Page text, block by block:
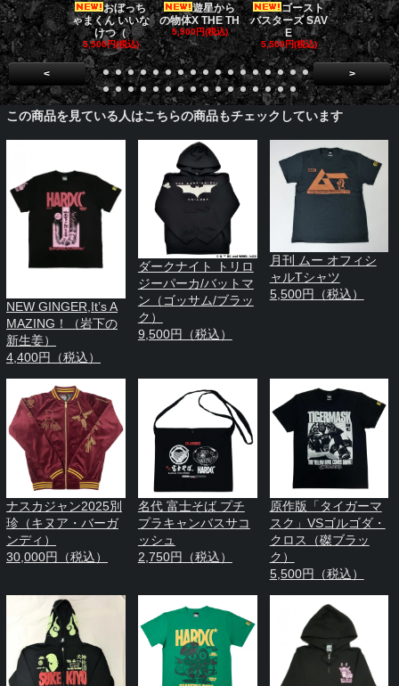
おぼっち
ゃまくん いいな
けつ（
5,500円(税込)
遊星から
の物体X THE TH
5,500円(税込)
ゴースト
バスターズ SAV
E
5,500円(税込)
ゴー
バスターズ
ージャ
5,500円(税
< >
この商品を見ている人はこちらの商品もチェックしています
NEW GINGER,It’s A
MAZING！（岩下の
新生姜）
4,400円（税込）
ダークナイト トリロ
ジーパーカ/バットマ
ン（ゴッサム/ブラッ
ク）
9,500円（税込）
月刊 ムー オフィシ
ャルTシャツ
5,500円（税込）
ナスカジャン2025別
珍（キヌア・バーガ
ンディ）
30,000円（税込）
名代 富士そば プチ
プラキャンバスサコ
ッシュ
2,750円（税込）
原作版「タイガーマ
スク」VSゴルゴダ・
クロス（磔ブラッ
ク）
5,500円（税込）